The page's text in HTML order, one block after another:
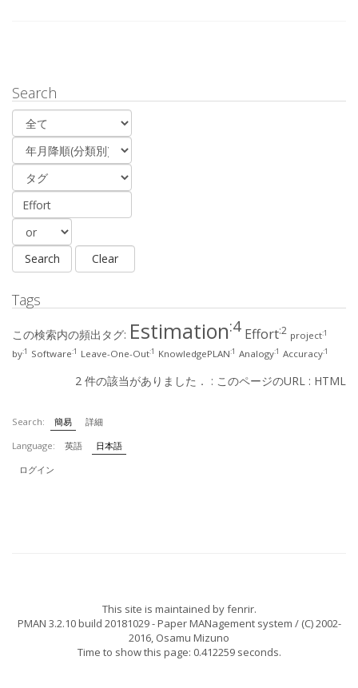
Search
Tags
この検索内の頻出タグ: Estimation:4 Effort:2 project:1
by:1 Software:1 Leave-One-Out:1 KnowledgePLAN:1 Analogy:1 Accuracy:1
2 件の該当がありました． : このページのURL : HTML
Search: 簡易
詳細
Language:
英語
日本語
ログイン
This site is maintained byfenrir.
PMAN 3.2.10 build 20181029- Paper MANagement system / (C) 2002-
2016, Osamu Mizuno
Time to show this page: 0.412259 seconds.